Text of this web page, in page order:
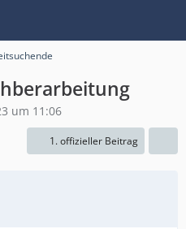
um 11:06
1. offizieller Beitrag